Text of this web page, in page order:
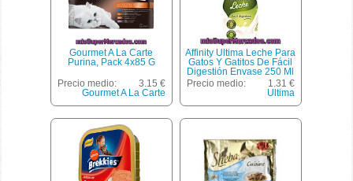
Gourmet A La Carte
Purina, Pack 4x85 G
Precio medio:
3.15 €
Gourmet A La Carte
Affinity Ultima Leche Para
Gatos Y Gatitos De Fácil
Digestión Envase 250 Ml
Precio medio:
1.31 €
Ultima